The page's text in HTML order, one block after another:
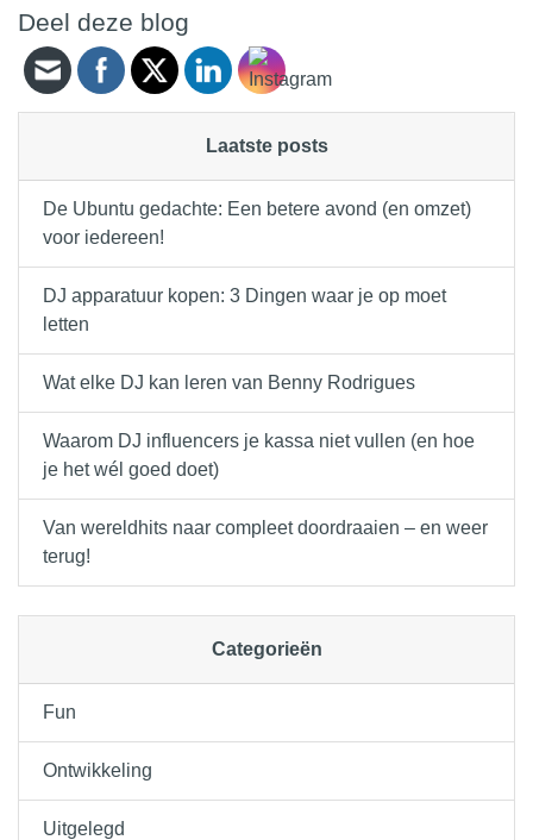
Deel deze blog
Laatste posts
De Ubuntu gedachte: Een betere avond (en omzet)
voor iedereen!
DJ apparatuur kopen: 3 Dingen waar je op moet
letten
Wat elke DJ kan leren van Benny Rodrigues
Waarom DJ influencers je kassa niet vullen (en hoe
je het wél goed doet)
Van wereldhits naar compleet doordraaien – en weer
terug!
Categorieën
Fun
Ontwikkeling
Uitgelegd